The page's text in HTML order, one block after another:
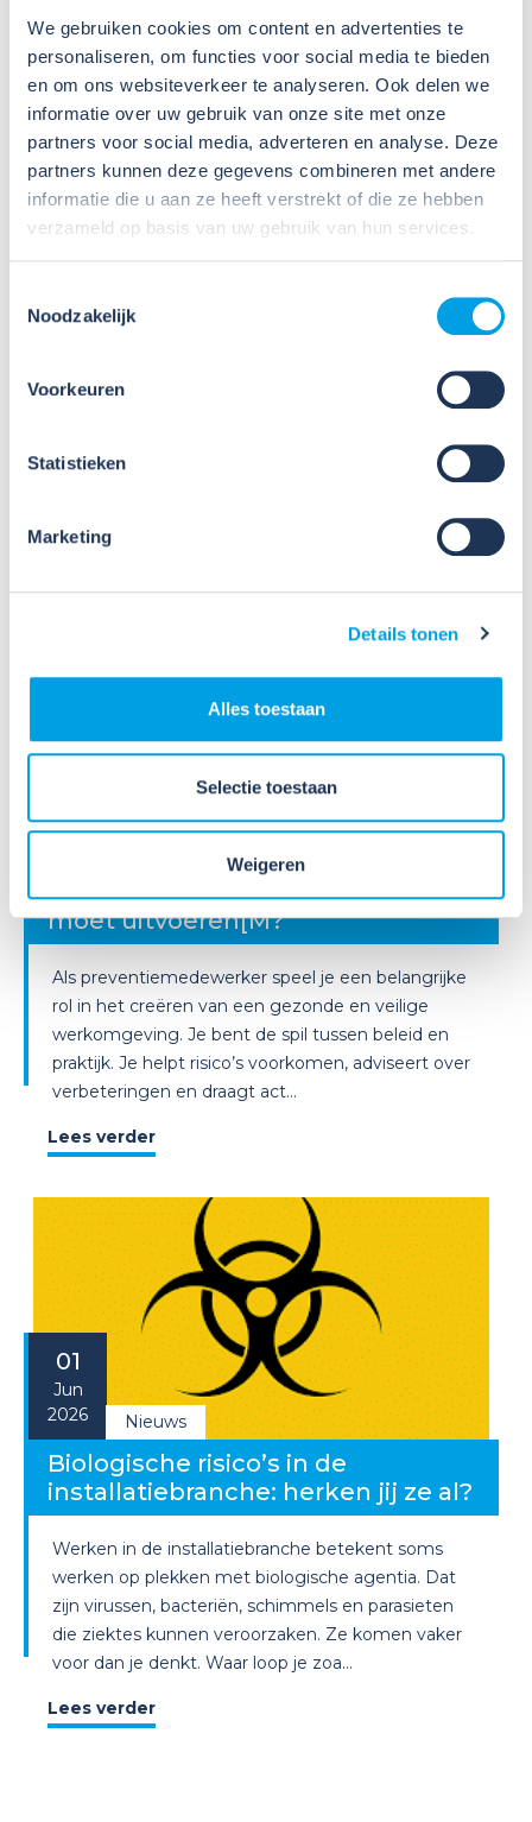
We gebruiken cookies om content en advertenties te
personaliseren, om functies voor social media te bieden
en om ons websiteverkeer te analyseren. Ook delen we
informatie over uw gebruik van onze site met onze
partners voor social media, adverteren en analyse. Deze
partners kunnen deze gegevens combineren met andere
informatie die u aan ze heeft verstrekt of die ze hebben
verzameld op basis van uw gebruik van hun services.
Noodzakelijk
Voorkeuren
Statistieken
Marketing
Details tonen
Alles toestaan
Selectie toestaan
Weigeren
09
Jul
Nieuws
VIB of WIK? Wat heb je nodig om
Veiligheidsinformatiebladen (VIB's) of mini-VIB's
beschikbaar voor de gevaarlijke stoffen waarmee zij
daarmee voldoe je nog niet aan de verplichtingen
Lees verder
09
Nieuws
Weet jij welke taken een
preventiemedewerker wettelijk
moet uitvoeren[M?
Als preventiemedewerker speel je een belangrijke
rol in het creëren van een gezonde en veilige
werkomgeving. Je bent de spil tussen beleid en
praktijk. Je helpt risico’s voorkomen, adviseert over
verbeteringen en draagt act...
Lees verder
01
Jun
2026
Nieuws
Biologische risico’s in de
installatiebranche: herken jij ze al?
Werken in de installatiebranche betekent soms
werken op plekken met biologische agentia. Dat
zijn virussen, bacteriën, schimmels en parasieten
die ziektes kunnen veroorzaken. Ze komen vaker
voor dan je denkt. Waar loop je zoa...
Lees verder